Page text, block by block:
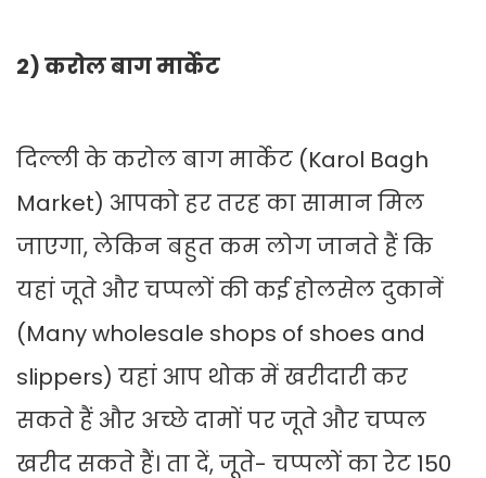
2) करोल बाग मार्केट
दिल्ली के करोल बाग मार्केट (Karol Bagh
Market) आपको हर तरह का सामान मिल
जाएगा, लेकिन बहुत कम लोग जानते हैं कि
यहां जूते और चप्पलों की कई होलसेल दुकानें
(Many wholesale shops of shoes and
slippers) यहां आप थोक में खरीदारी कर
सकते हैं और अच्छे दामों पर जूते और चप्पल
खरीद सकते हैं। ता दें, जूते- चप्पलों का रेट 150